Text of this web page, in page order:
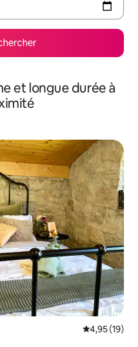
et longue durée à
Évaluation
4,95 (19)